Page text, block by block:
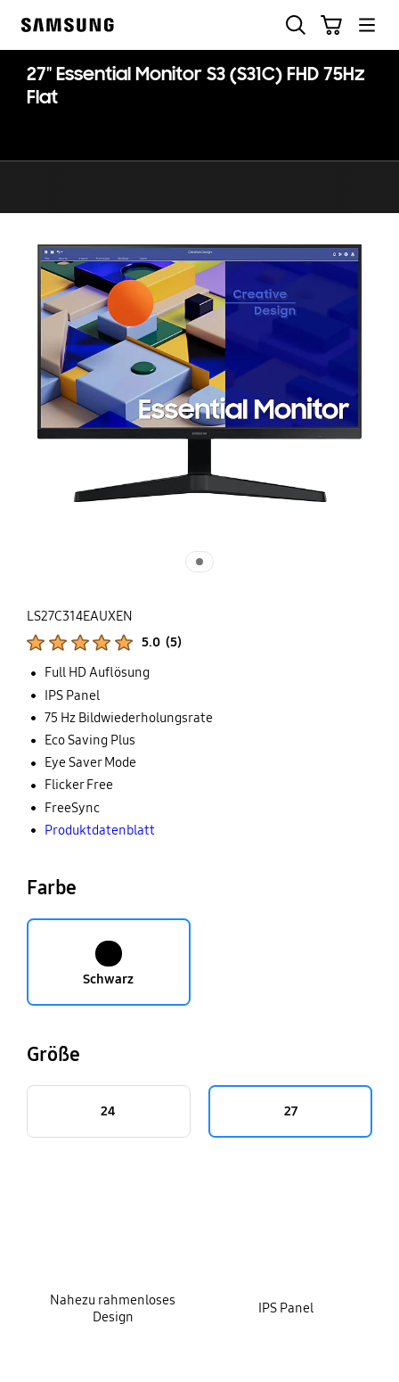
27" Essential Monitor S3 (S31C) FHD 75Hz
Flat
LS27C314EAUXEN
5.0 (5)
Full HD Auflösung
IPS Panel
75 Hz Bildwiederholungsrate
Eco Saving Plus
Eye Saver Mode
Flicker Free
FreeSync
Produktdatenblatt
Farbe
Schwarz
Größe
24 27
Nahezu rahmenloses
Design
IPS Panel